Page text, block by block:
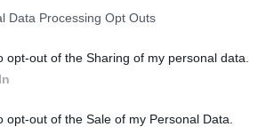
Data Processing Opt Outs
opt-out of the Sharing of my personal data.
opt-out of the Sale of my Personal Data.